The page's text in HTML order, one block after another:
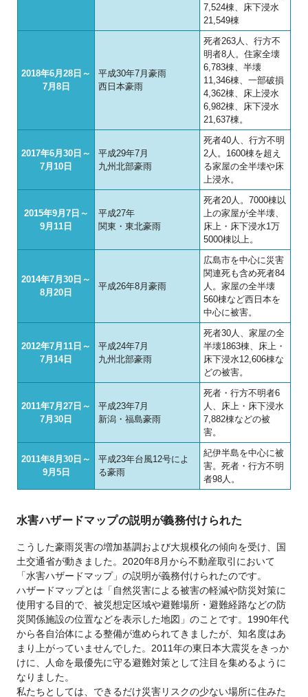
7,524棟、床下浸水
21,549棟
2018年6月28日～
7月8日
平成30年7月豪雨
西日本豪雨
死者263人、行方不
明者8人。住家全壊
6,783棟、半壊
11,346棟、一部破損
4,362棟、床上浸水
6,982棟、床下浸水
21,637棟。
2017年6月30日～
7月10日
平成29年7月
九州北部豪雨
死者40人、行方不明
2人。1600棟を超え
る家屋の全半壊や床
上浸水。
2015年9月7日～
9月11日
平成27年
関東・東北豪雨
死者20人。7000棟以
上の家屋が全半壊、
床上・床下浸水1万
5000棟以上。
2014年7月30日～
8月20日
平成26年8月豪雨
広島市を中心に災害
関連死も含め死者84
人。家屋の全半壊
560棟など西日本を
中心に被害。
2012年7月11日～
7月14日
平成24年7月
九州北部豪雨
死者30人、家屋の全
半壊1863棟、床上・
床下浸水12,606棟な
どの被害。
2011年7月27日～
7月30日
平成23年7月
新潟・福島豪雨
死者・行方不明者6
人、床上・床下浸水
7,882棟などの被
害。
2011年8月30日～
9月5日
平成23年台風12号によ
る豪雨
紀伊半島を中心に被
害。死者・行方不明
者98人。
水害ハザードマップの説明が義務付けられた
こうした豪雨災害の増加基調および大規模化の傾向を受け、国
土交通省が動きました。2020年8月から不動産取引において
「水害ハザードマップ」の説明が義務付けられたのです。
ハザードマップとは「自然災害による被害の軽減や防災対策に
使用する目的で、被災想定区域や避難場所・避難経路などの防
災関係施設の位置などを表示した地図」のことです。1990年代
から各自治体による整備が進められてきましたが、知名度はあ
まり上がっていませんでした。2011年の東日本大震災をきっか
けに、人命を最優先に守る避難対策として注目を集めるように
なりました。
私たちとしては、できるだけ災害リスクの少ない場所に住みた